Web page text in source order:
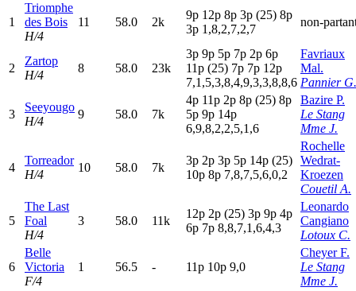
1
Triomphe
des Bois
H/4
11 58.0 2k
9p 12p 8p 3p (25) 8p
3p 1,8,2,7,2,7
non-
2
Zartop
H/4
8 58.0 23k
3p 9p 5p 7p 2p 6p
11p (25) 7p 7p 12p
7,1,5,3,8,4,9,3,3,8,8,6
Favriaux
Mal.
Pannier G.
3
Seeyougo
H/4
9 58.0 7k
4p 11p 2p 8p (25) 8p
5p 9p 14p
6,9,8,2,2,5,1,6
Bazire P.
Le Stang
Mme J.
4
Torreador
H/4
10 58.0 7k
3p 2p 3p 5p 14p (25)
10p 8p 7,8,7,5,6,0,2
Rochelle
Wedrat-
Kroezen
Couetil A.
5
The Last
Foal
H/4
3 58.0 11k
12p 2p (25) 3p 9p 4p
6p 7p 8,8,7,1,6,4,3
Leonardo
Cangiano
Lotoux C.
6
Belle
Victoria
F/4
1 56.5 - 11p 10p 9,0
Cheyer F.
Le Stang
Mme J.